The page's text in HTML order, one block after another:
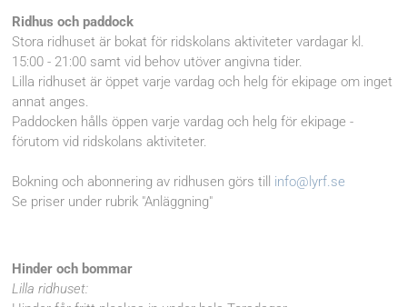
Ridhus och paddock
Stora ridhuset är bokat för ridskolans aktiviteter vardagar kl.
15:00 - 21:00 samt vid behov utöver angivna tider.
Lilla ridhuset är öppet varje vardag och helg för ekipage om inget
annat anges.
Paddocken hålls öppen varje vardag och helg för ekipage -
förutom vid ridskolans aktiviteter.
Bokning och abonnering av ridhusen görs till info@lyrf.se
Se priser under rubrik "Anläggning"
Hinder och bommar
Lilla ridhuset: